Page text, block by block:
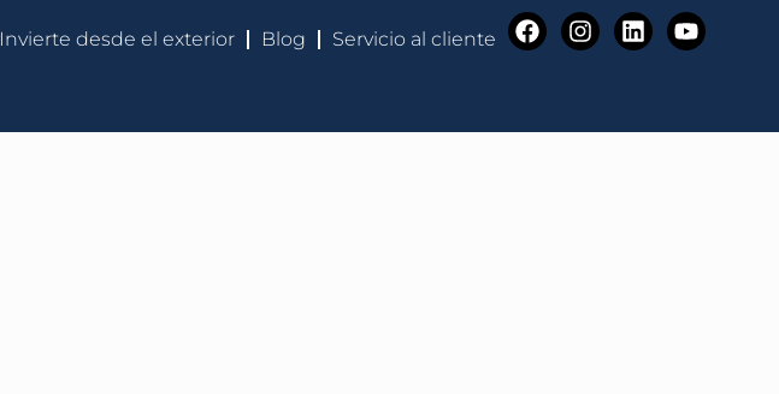
Invierte desde el exterior Blog Servicio al cliente